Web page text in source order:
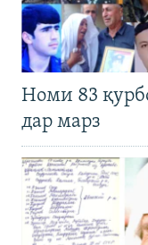
Номи 83
дар марз